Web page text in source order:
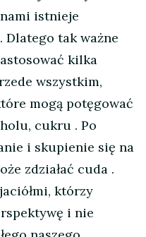
istnieje
. Dlatego tak ważne
kilka
wszystkim,
mogą potęgować
cukru . Po
i skupienie się na
zdziałać cuda .
którzy
i nie